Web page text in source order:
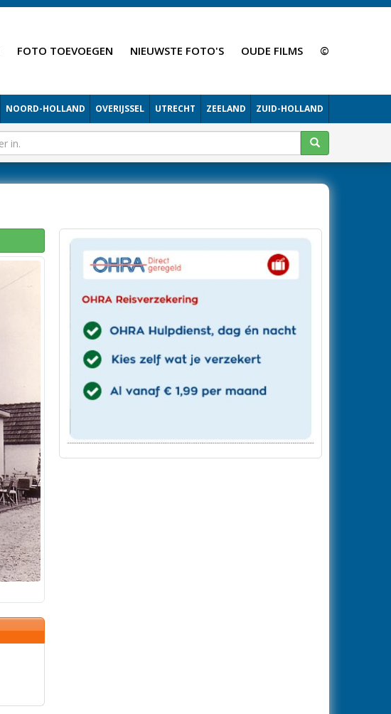
FOTO TOEVOEGEN NIEUWSTE FOTO'S OUDE FILMS ©
NOORD-HOLLAND OVERIJSSEL UTRECHT ZEELAND ZUID-HOLLAND